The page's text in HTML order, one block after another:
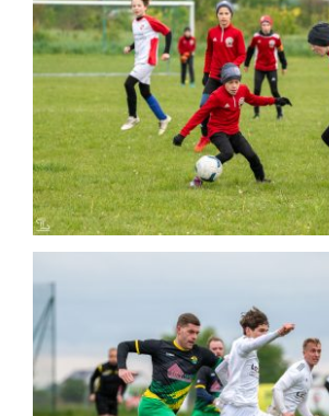
2024-04-21 UKS AP
Wrocławskie – STS Sokół
Mecz
2024-04-20 Sokół
Sobótka (1:2)